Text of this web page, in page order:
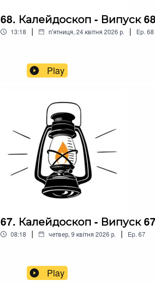
68. Калейдоскоп - Випуск
13:18 | пʼятниця, 24 квітня 2026 р. | Ep. 68
Play
67. Калейдоскоп - Випуск
08:18 | четвер, 9 квітня 2026 р. | Ep. 67
Play